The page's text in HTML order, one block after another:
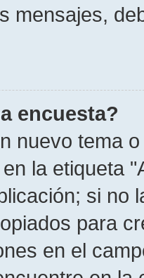
mensajes,
encuesta?
nuevo tema
la etiqueta
si no
para
en el